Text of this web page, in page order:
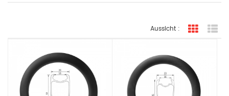
Aussicht :